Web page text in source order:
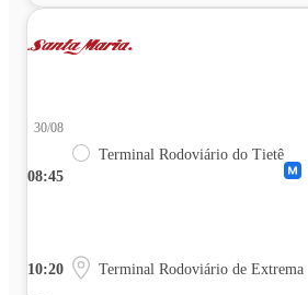
08:45
30/08
Terminal Rodoviário do Tietê
10:20 Terminal Rodoviário de Extrema